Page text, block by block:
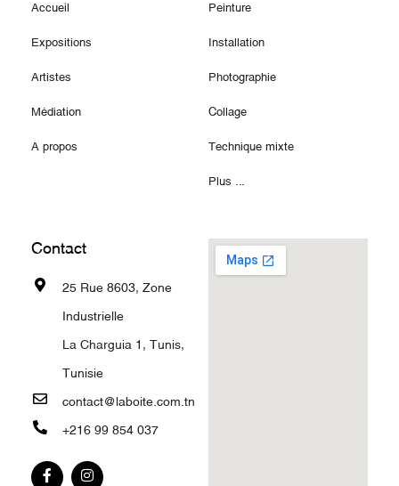
Accueil
Expositions
Artistes
Médiation
A propos
Peinture
Installation
Photographie
Collage
Technique mixte
Plus ...
Contact
25 Rue 8603, Zone
Industrielle
La Charguia 1, Tunis,
Tunisie
contact@laboite.com.tn
+216 99 854 037